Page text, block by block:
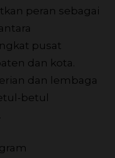
peran sebagai
pusat
dan kota.
dan lembaga
betul